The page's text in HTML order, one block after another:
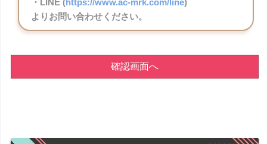
よりお問い合わせください。
確認画面へ